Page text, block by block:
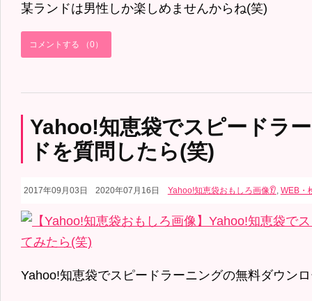
某ランドは男性しか楽しめませんからね(笑)
コメントする （0）
Yahoo!知恵袋でスピードラ
ドを質問したら(笑)
2017年09月03日 2020年07月16日 Yahoo!知恵袋おもしろ画像👂, WEB・
Yahoo!知恵袋でスピードラーニングの無料ダウン